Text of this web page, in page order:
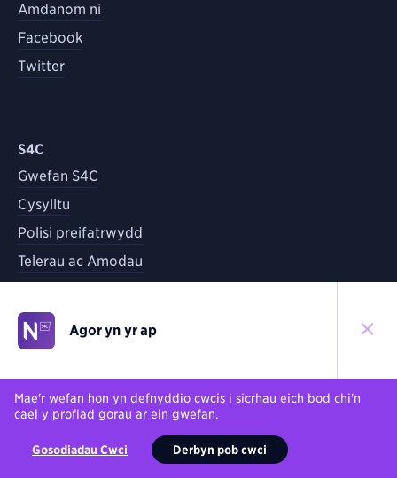
Amdanom ni
Facebook
Twitter
S4C
Gwefan S4C
Cysylltu
Polisi preifatrwydd
Telerau ac Amodau
Yn ôl i'r brig
Mae'r wefan hon yn defnyddio cwcis i sicrhau eich bod chi'n
cael y profiad gorau ar ein gwefan.
Gosodiadau Cwci Derbyn pob cwci
Agor yn yr ap